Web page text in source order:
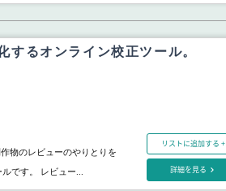
するオンライン校正ツール。
物のレビューのやりとりを
です。 レビュー...
リストに追加する +
詳細を見る